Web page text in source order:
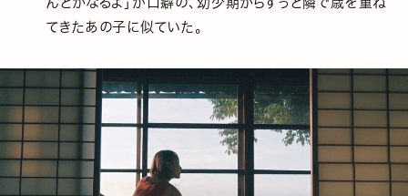
てきたあの子に似ていた。